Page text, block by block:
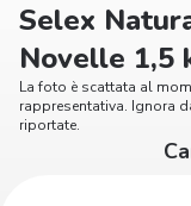
Selex
Novelle 1,5
La foto è scattata al
rappresentativa. Ignora
riportate.